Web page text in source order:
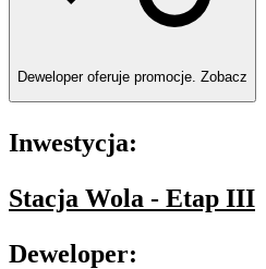
Deweloper oferuje promocje. Zobacz
Inwestycja:
Stacja Wola - Etap III
Deweloper: